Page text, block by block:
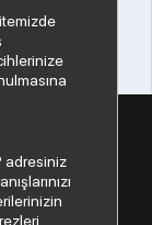
ilgili daha derin
adresiniz